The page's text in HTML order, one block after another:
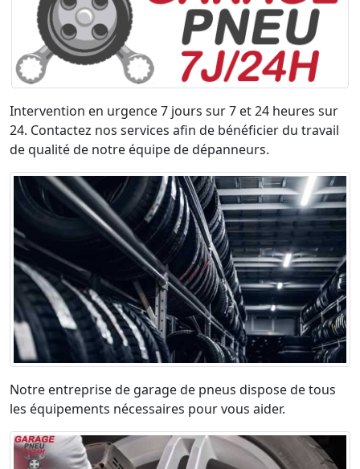
Intervention en urgence 7 jours sur 7 et 24 heures sur
24. Contactez nos services afin de bénéficier du travail
de qualité de notre équipe de dépanneurs.
Notre entreprise de garage de pneus dispose de tous
les équipements nécessaires pour vous aider.